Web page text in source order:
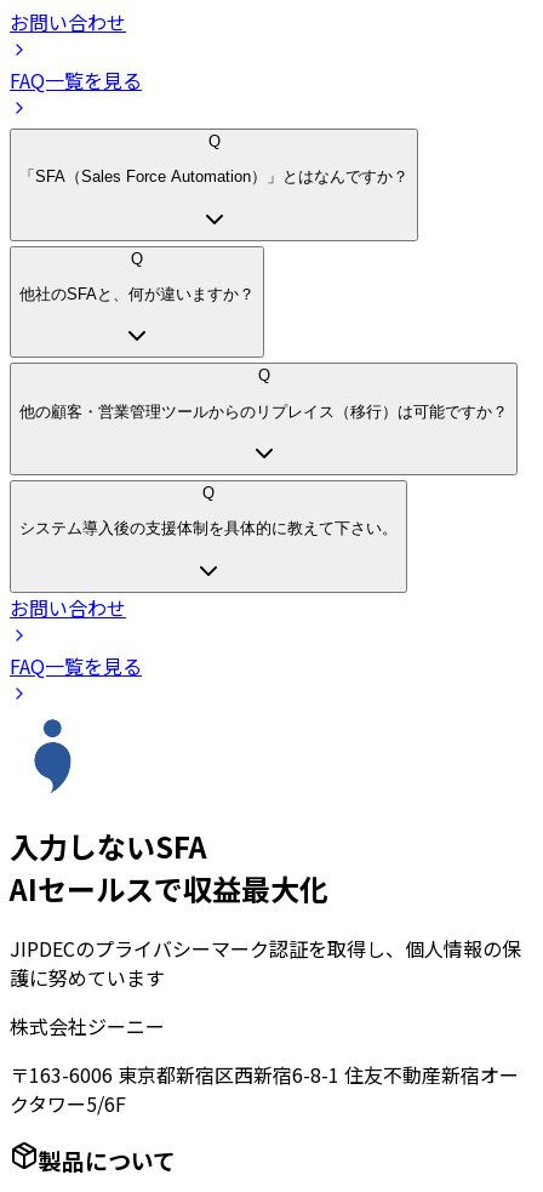
お問い合わせ
FAQ一覧を見る
Q
「SFA（Sales Force Automation）」とはなんですか？
Q
他社のSFAと、何が違いますか？
Q
他の顧客・営業管理ツールからのリプレイス（移行）は可能ですか？
Q
システム導入後の支援体制を具体的に教えて下さい。
お問い合わせ
FAQ一覧を見る
入力しないSFA
AIセールスで収益最大化
JIPDECのプライバシーマーク認証を取得し、個人情報の保
護に努めています
株式会社ジーニー
〒163-6006 東京都新宿区西新宿6-8-1 住友不動産新宿オー
クタワー5/6F
製品について